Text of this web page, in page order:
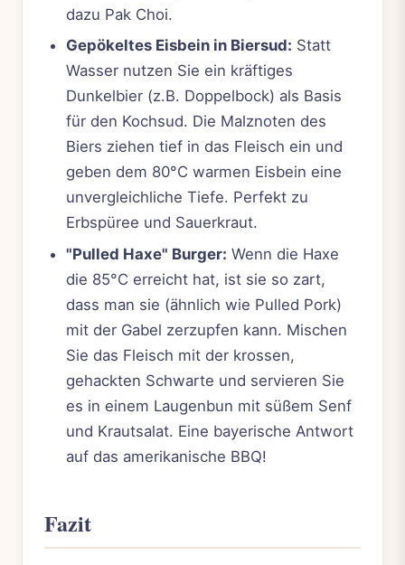
dazu Pak Choi.
Gepökeltes Eisbein in Biersud: Statt
Wasser nutzen Sie ein kräftiges
Dunkelbier (z.B. Doppelbock) als Basis
für den Kochsud. Die Malznoten des
Biers ziehen tief in das Fleisch ein und
geben dem 80°C warmen Eisbein eine
unvergleichliche Tiefe. Perfekt zu
Erbspüree und Sauerkraut.
"Pulled Haxe" Burger: Wenn die Haxe
die 85°C erreicht hat, ist sie so zart,
dass man sie (ähnlich wie Pulled Pork)
mit der Gabel zerzupfen kann. Mischen
Sie das Fleisch mit der krossen,
gehackten Schwarte und servieren Sie
es in einem Laugenbun mit süßem Senf
und Krautsalat. Eine bayerische Antwort
auf das amerikanische BBQ!
Fazit